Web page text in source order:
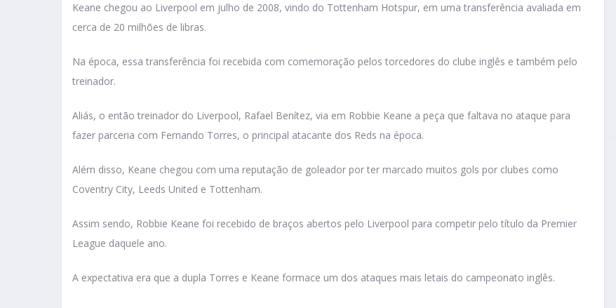
Keane chegou ao Liverpool em julho de 2008, vindo do Tottenham Hotspur, em uma transferência avaliada em
cerca de 20 milhões de libras.
Na época, essa transferência foi recebida com comemoração pelos torcedores do clube inglês e também pelo
treinador.
Aliás, o então treinador do Liverpool, Rafael Benítez, via em Robbie Keane a peça que faltava no ataque para
fazer parceria com Fernando Torres, o principal atacante dos Reds na época.
Além disso, Keane chegou com uma reputação de goleador por ter marcado muitos gols por clubes como
Coventry City, Leeds United e Tottenham.
Assim sendo, Robbie Keane foi recebido de braços abertos pelo Liverpool para competir pelo título da Premier
League daquele ano.
A expectativa era que a dupla Torres e Keane formace um dos ataques mais letais do campeonato inglês.